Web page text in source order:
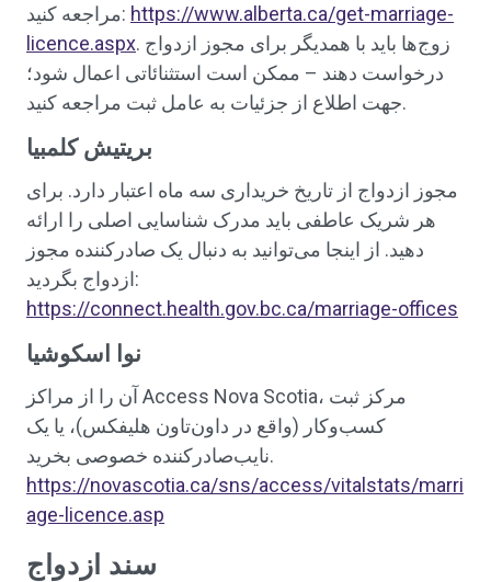
مراجعه کنید: https://www.alberta.ca/get-marriage-
licence.aspx. زوج‌ها باید با همدیگر برای مجوز ازدواج
درخواست دهند – ممکن است استثنائاتی اعمال شود؛
جهت اطلاع از جزئیات به عامل ثبت مراجعه کنید.
بریتیش کلمبیا
مجوز ازدواج از تاریخ خریداری سه ماه اعتبار دارد. برای
هر شریک عاطفی باید مدرک شناسایی اصلی را ارائه
دهید. از اینجا می‌توانید به دنبال یک صادرکننده مجوز
ازدواج بگردید:
https://connect.health.gov.bc.ca/marriage-offices
نوا اسکوشیا
آن را از مراکز Access Nova Scotia، مرکز ثبت
کسب‌وکار (واقع در داون‌تاون هلیفکس)، یا یک
نایب‌صادرکننده خصوصی بخرید.
https://novascotia.ca/sns/access/vitalstats/marri
age-licence.asp
سند ازدواج